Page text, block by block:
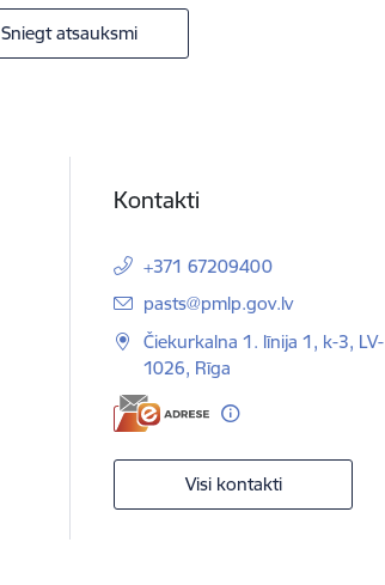
Sniegt atsauksmi
Kontakti
+371 67209400
E-pasts:
pasts@pmlp.gov.lv
Čiekurkalna 1. līnija 1, k-3, LV-
1026, Rīga
Visi kontakti